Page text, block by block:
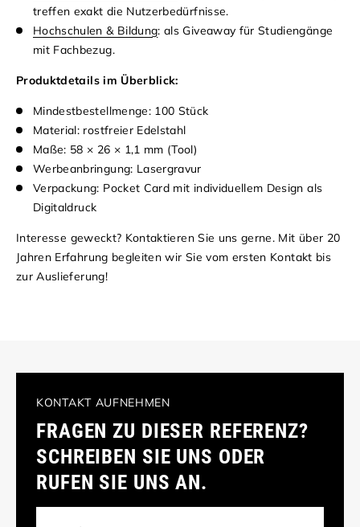
treffen exakt die Nutzerbedürfnisse.
Hochschulen & Bildung: als Giveaway für Studiengänge
mit Fachbezug.
Produktdetails im Überblick:
Mindestbestellmenge: 100 Stück
Material: rostfreier Edelstahl
Maße: 58 × 26 × 1,1 mm (Tool)
Werbeanbringung: Lasergravur
Verpackung: Pocket Card mit individuellem Design als
Digitaldruck
Interesse geweckt? Kontaktieren Sie uns gerne. Mit über 20
Jahren Erfahrung begleiten wir Sie vom ersten Kontakt bis
zur Auslieferung!
KONTAKT AUFNEHMEN
FRAGEN ZU DIESER REFERENZ?
SCHREIBEN SIE UNS ODER
RUFEN SIE UNS AN.